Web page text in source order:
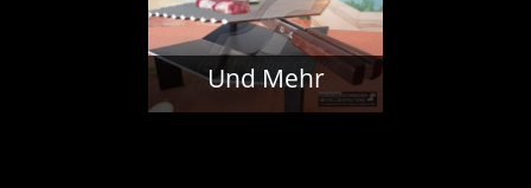
Und Mehr